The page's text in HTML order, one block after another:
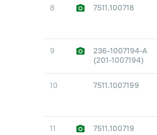
8 7511.100718
9
236-1007194-А
(201-1007194)
10 7511.1007199
11 7511.100719